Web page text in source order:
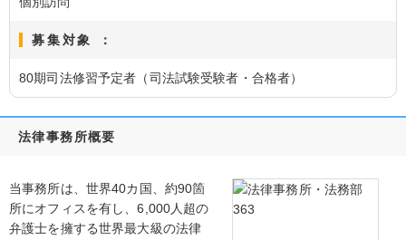
募集対象 ：
80期司法修習予定者（司法試験受験者・合格者）
法律事務所概要
当事務所は、世界40カ国、約90箇
所にオフィスを有し、6,000人超の
弁護士を擁する世界最大級の法律